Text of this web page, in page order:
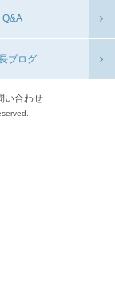
Q&A
ブログ
い合わせ